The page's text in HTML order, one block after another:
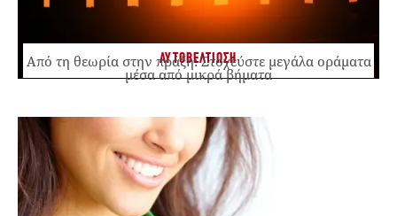
ΑΥΤΟΒΕΛΤΙΩΣΗ
Από τη θεωρία στην πράξη: Στοχεύστε μεγάλα οράματα
μέσα από μικρά βήματα